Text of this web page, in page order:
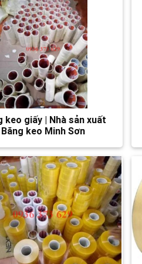
keo giấy | Nhà sản xuất
Băng keo Minh Sơn